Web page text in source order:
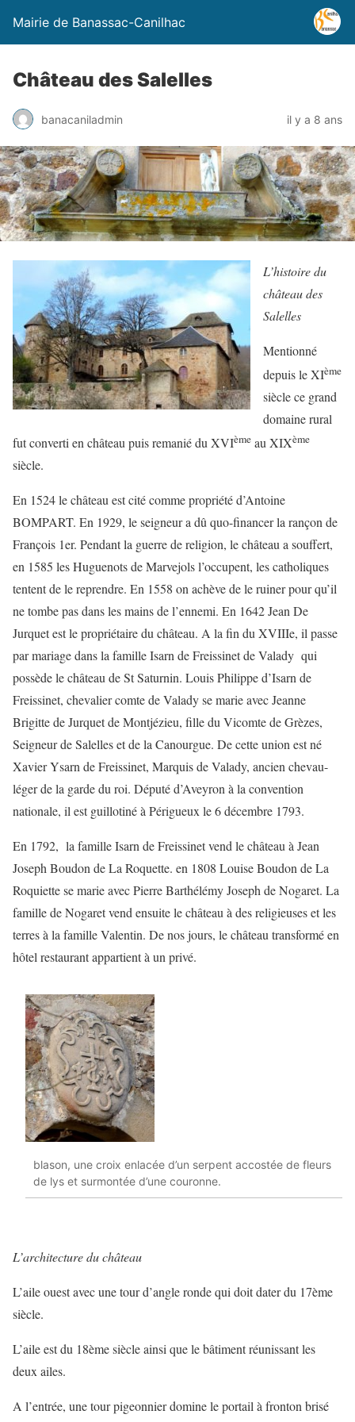
Mairie de Banassac-Canilhac
Château des Salelles
banacaniladmin il y a 8 ans
L’histoire du
château des
Salelles
Mentionné
depuis le XIème
siècle ce grand
domaine rural
fut converti en château puis remanié du XVIème au XIXème
siècle.
En 1524 le château est cité comme propriété d’Antoine
BOMPART. En 1929, le seigneur a dû quo-financer la rançon de
François 1er. Pendant la guerre de religion, le château a souffert,
en 1585 les Huguenots de Marvejols l’occupent, les catholiques
tentent de le reprendre. En 1558 on achève de le ruiner pour qu’il
ne tombe pas dans les mains de l’ennemi. En 1642 Jean De
Jurquet est le propriétaire du château. A la fin du XVIIIe, il passe
par mariage dans la famille Isarn de Freissinet de Valady qui
possède le château de St Saturnin. Louis Philippe d’Isarn de
Freissinet, chevalier comte de Valady se marie avec Jeanne
Brigitte de Jurquet de Montjézieu, fille du Vicomte de Grèzes,
Seigneur de Salelles et de la Canourgue. De cette union est né
Xavier Ysarn de Freissinet, Marquis de Valady, ancien chevau-
léger de la garde du roi. Député d’Aveyron à la convention
nationale, il est guillotiné à Périgueux le 6 décembre 1793.
En 1792, la famille Isarn de Freissinet vend le château à Jean
Joseph Boudon de La Roquette. en 1808 Louise Boudon de La
Roquiette se marie avec Pierre Barthélémy Joseph de Nogaret. La
famille de Nogaret vend ensuite le château à des religieuses et les
terres à la famille Valentin. De nos jours, le château transformé en
hôtel restaurant appartient à un privé.
blason, une croix enlacée d’un serpent accostée de fleurs
de lys et surmontée d’une couronne.
L’architecture du château
L’aile ouest avec une tour d’angle ronde qui doit dater du 17ème
siècle.
L’aile est du 18ème siècle ainsi que le bâtiment réunissant les
deux ailes.
A l’entrée, une tour pigeonnier domine le portail à fronton brisé